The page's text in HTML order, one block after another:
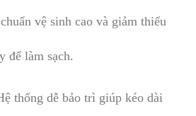
vệ sinh cao và giảm thiểu
để làm sạch.
thống dễ bảo trì giúp kéo dài